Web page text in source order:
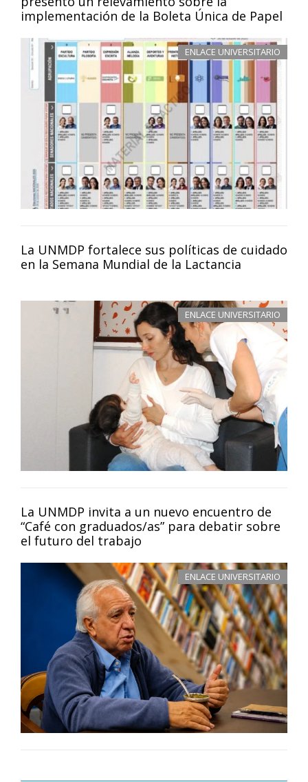
implementación de la Boleta Única de Papel
ENLACE UNIVERSITARIO
La UNMDP fortalece sus políticas de cuidado
en la Semana Mundial de la Lactancia
ENLACE UNIVERSITARIO
La UNMDP invita a un nuevo encuentro de
“Café con graduados/as” para debatir sobre
el futuro del trabajo
ENLACE UNIVERSITARIO